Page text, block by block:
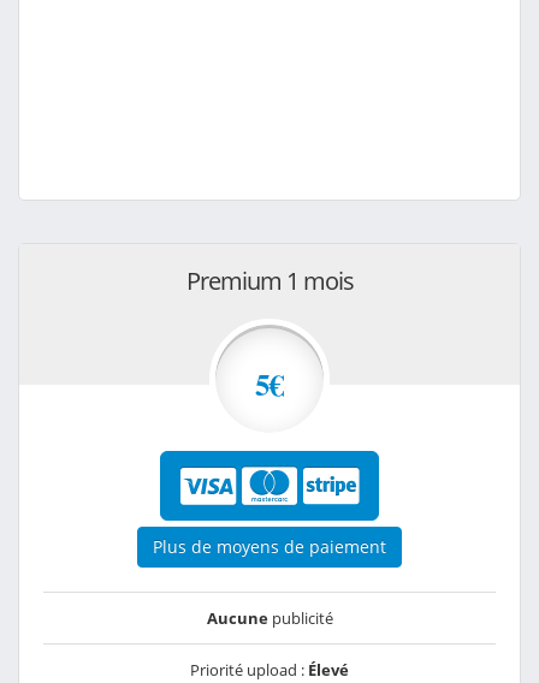
Premium 1 mois
5€
Plus de moyens de paiement
Aucunepublicité
Priorité upload : Élevé